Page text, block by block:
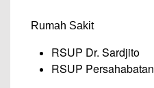
Rumah Sakit
RSUP Dr. Sardjito
RSUP Persahabatan